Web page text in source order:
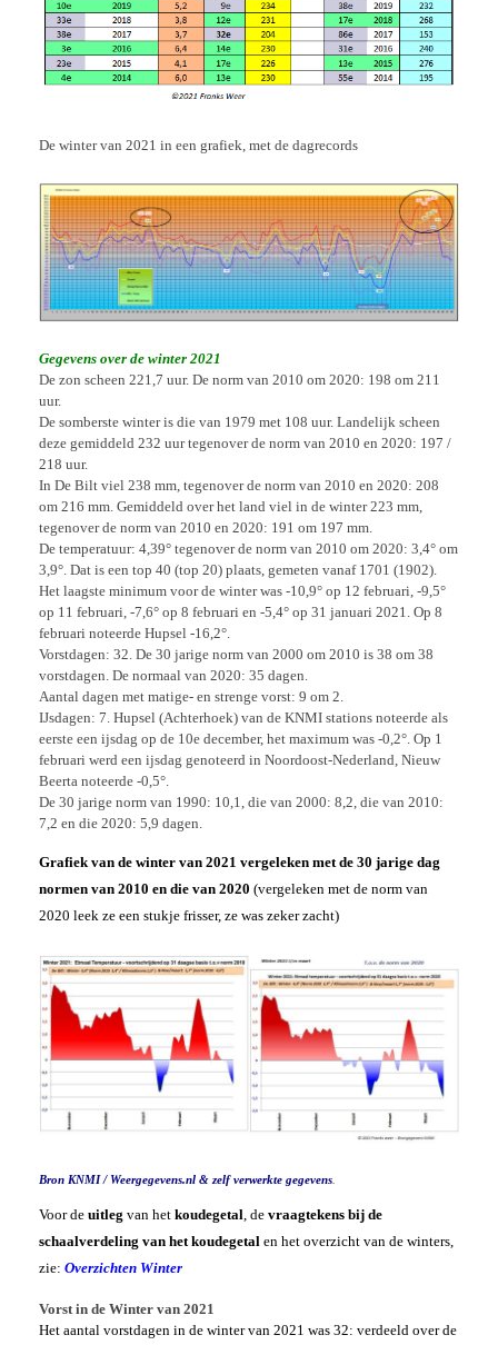
De winter van 2021 in een grafiek, met de dagrecords
Gegevens over de winter 2021
De zon scheen 221,7 uur. De norm van 2010 om 2020: 198 om 211
uur.
De somberste winter is die van 1979 met 108 uur. Landelijk scheen
deze gemiddeld 232 uur tegenover de norm van 2010 en 2020: 197 /
218 uur.
In De Bilt viel 238 mm, tegenover de norm van 2010 en 2020: 208
om 216 mm. Gemiddeld over het land viel in de winter 223 mm,
tegenover de norm van 2010 en 2020: 191 om 197 mm.
De temperatuur: 4,39° tegenover de norm van 2010 om 2020: 3,4° om
3,9°. Dat is een top 40 (top 20) plaats, gemeten vanaf 1701 (1902).
Het laagste minimum voor de winter was -10,9° op 12 februari, -9,5°
op 11 februari, -7,6° op 8 februari en -5,4° op 31 januari 2021. Op 8
februari noteerde Hupsel -16,2°.
Vorstdagen: 32. De 30 jarige norm van 2000 om 2010 is 38 om 38
vorstdagen. De normaal van 2020: 35 dagen.
Aantal dagen met matige- en strenge vorst: 9 om 2.
IJsdagen: 7. Hupsel (Achterhoek) van de KNMI stations noteerde als
eerste een ijsdag op de 10e december, het maximum was -0,2°. Op 1
februari werd een ijsdag genoteerd in Noordoost-Nederland, Nieuw
Beerta noteerde -0,5°.
De 30 jarige norm van 1990: 10,1, die van 2000: 8,2, die van 2010:
7,2 en die 2020: 5,9 dagen.
Grafiek van de winter van 2021 vergeleken met de 30 jarige dag
normen van 2010 en die van 2020 (vergeleken met de norm van
2020 leek ze een stukje frisser, ze was zeker zacht)
Bron KNMI / Weergegevens.nl & zelf verwerkte gegevens
Voor de uitleg van het koudegetal , de vraagtekens bij de
schaalverdeling van het koudegetal en het overzicht van de winters,
zie: Overzichten Winter
Vorst in de Winter van 2021
Het aantal vorstdagen in de winter van 2021 was 32: verdeeld over de